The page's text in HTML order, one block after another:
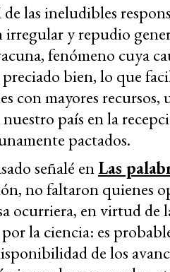
las ineludibles
irregular y repudio
fenómeno cuya
preciado bien, lo que
con mayores recursos,
país en la
pactados.
señalé enLas
no faltaron quienes
ocurriera, en virtud de
la ciencia: es
de los